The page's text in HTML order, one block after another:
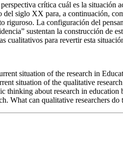
crítica cuál es la
del siglo XX para, a continuación,
La configuración del
sustentan la construcción de
cualitativos para revertir esta
situation of the research in
situation of the qualitative
about research in education
What can qualitative researchers do